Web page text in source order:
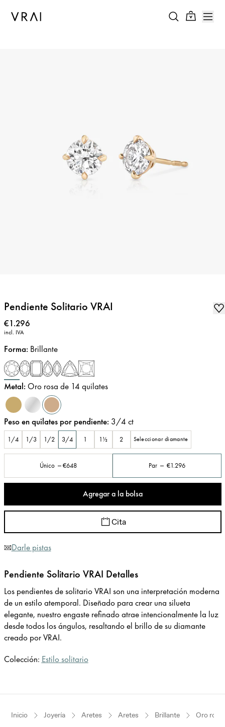
Pendiente Solitario VRAI
Precio:
€1.296
incl. IVA
Forma: Brillante
Metal: Oro rosa de 14 quilates
Peso en quilates por pendiente: 3/4 ct
1/4 1/3 1/2 3/4 1 1½ 2 Seleccionar diamante
Único €648 Par €1.296
Agregar a la bolsa
Cita
Darle pistas
Pendiente Solitario VRAI Detalles
Los pendientes de solitario VRAI son una interpretación moderna
de un estilo atemporal. Diseñado para crear una silueta
elegante, nuestro engaste refinado atrae intencionalmente la luz
desde todos los ángulos, resaltando el brillo de su diamante
creado por VRAI.
Colección: Estilo solitario
Inicio Joyería Aretes Aretes Brillante Oro rosa